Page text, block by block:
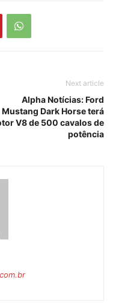
Next article
Alpha Notícias: Ford
Mustang Dark Horse terá
V8 de 500 cavalos de
potência